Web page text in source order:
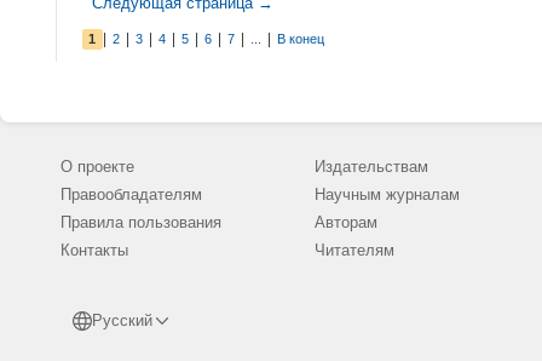
1 2 3 4 5 6 7 В конец
О проекте
Правообладателям
Правила пользования
Контакты
Русский
Издательствам
Научным журналам
Авторам
Читателям